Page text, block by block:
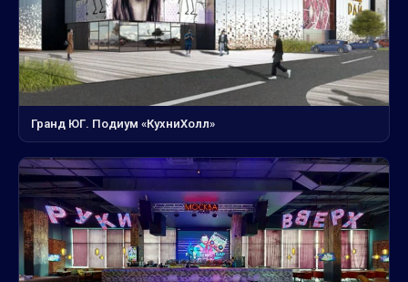
Гранд ЮГ. Подиум «КухниХолл»